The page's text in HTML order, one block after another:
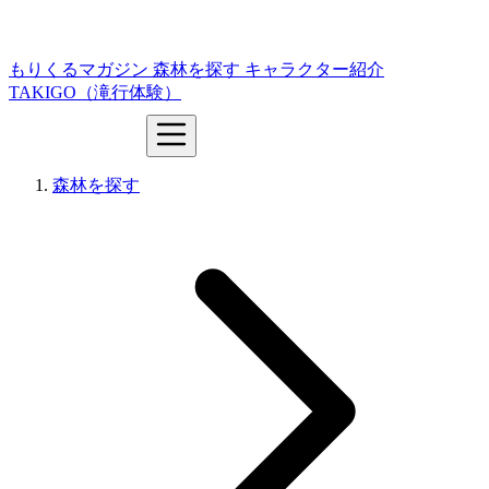
もりくるマガジン 森林を探す キャラクター紹介
TAKIGO（滝行体験）
森林を探す